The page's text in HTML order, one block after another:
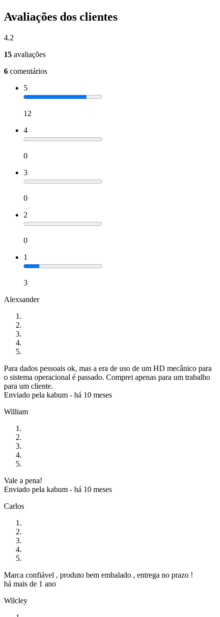
Avaliações dos clientes
4.2
15 avaliações
6 comentários
5
12
4
0
3
0
2
0
1
3
Alexsander
Para dados pessoais ok, mas a era de uso de um HD mecânico para
o sistema operacional é passado. Comprei apenas para um trabalho
para um cliente.
Enviado pela kabum - há 10 meses
William
Vale a pena!
Enviado pela kabum - há 10 meses
Carlos
Marca confiável , produto bem embalado , entrega no prazo !
há mais de 1 ano
Wilcley